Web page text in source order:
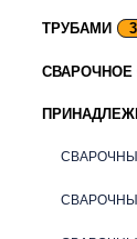
ТРУБАМИ
СВАРОЧНОЕ